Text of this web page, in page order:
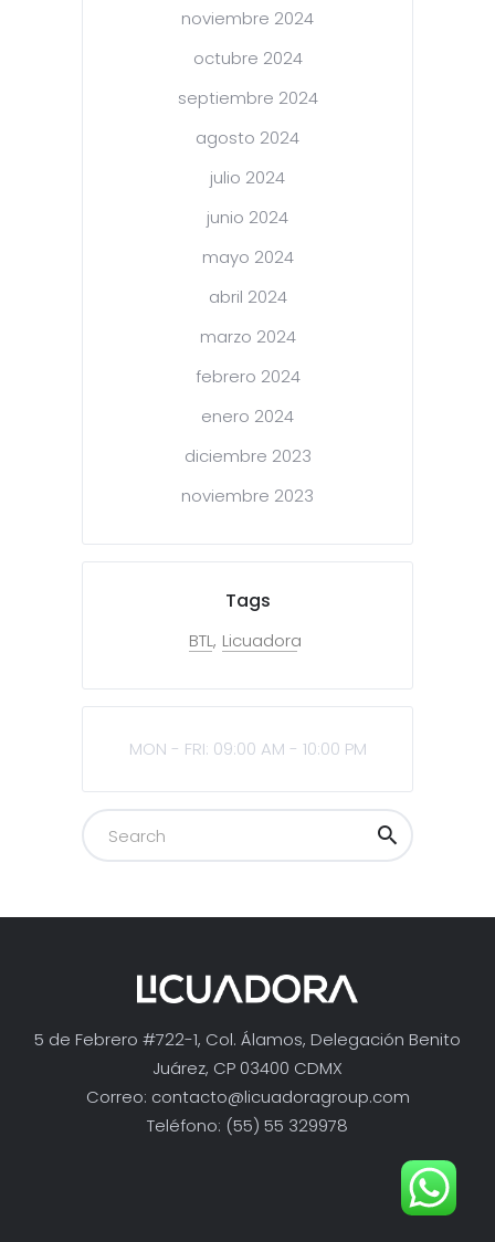
noviembre 2024
octubre 2024
septiembre 2024
agosto 2024
julio 2024
junio 2024
mayo 2024
abril 2024
marzo 2024
febrero 2024
enero 2024
diciembre 2023
noviembre 2023
Tags
BTL Licuadora
MON - FRI: 09:00 AM - 10:00 PM
5 de Febrero #722-1, Col. Álamos, Delegación Benito
Juárez, CP 03400 CDMX
Correo: contacto@licuadoragroup.com
Teléfono: (55) 55 329978